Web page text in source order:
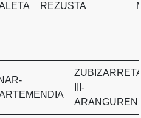
REZUSTA
III-
ARANGUREN